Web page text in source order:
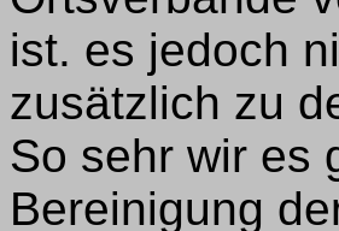
ist. es jedoch
zusätzlich zu
So sehr wir es
Bereinigung